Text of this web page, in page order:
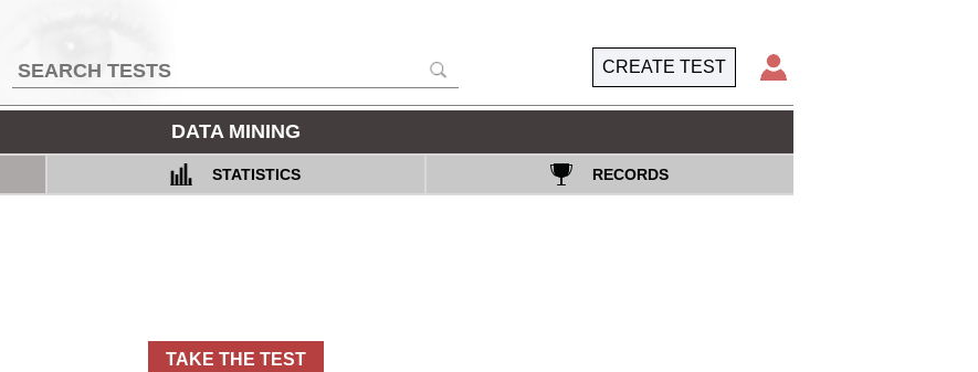
CREATE TEST
DATA MINING
STATISTICS RECORDS
TAKE THE TEST